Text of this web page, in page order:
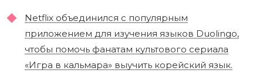
Netflix объединился с популярным
приложением для изучения языков Duolingo,
чтобы помочь фанатам культового сериала
«Игра в кальмара» выучить корейский язык.